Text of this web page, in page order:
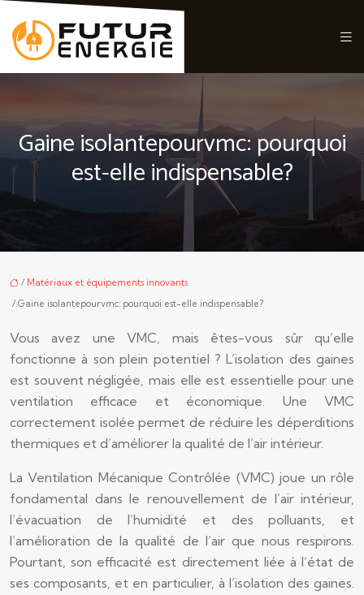
Gaine isolantepourvmc: pourquoi
est-elle indispensable?
/ Matériaux et équipements innovants
/ Gaine isolantepourvmc: pourquoi est-elle indispensable?
Vous avez une VMC, mais êtes-vous sûr qu’elle
fonctionne à son plein potentiel ? L’isolation des gaines
est souvent négligée, mais elle est essentielle pour une
ventilation efficace et économique. Une VMC
correctement isolée permet de réduire les déperditions
thermiques et d’améliorer la qualité de l’air intérieur.
La Ventilation Mécanique Contrôlée (VMC) joue un rôle
fondamental dans le renouvellement de l’air intérieur,
l’évacuation de l’humidité et des polluants, et
l’amélioration de la qualité de l’air que nous respirons.
Pourtant, son efficacité est directement liée à l’état de
ses composants, et en particulier, à l’isolation des gaines.